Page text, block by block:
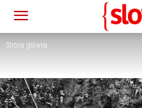
Strona główna